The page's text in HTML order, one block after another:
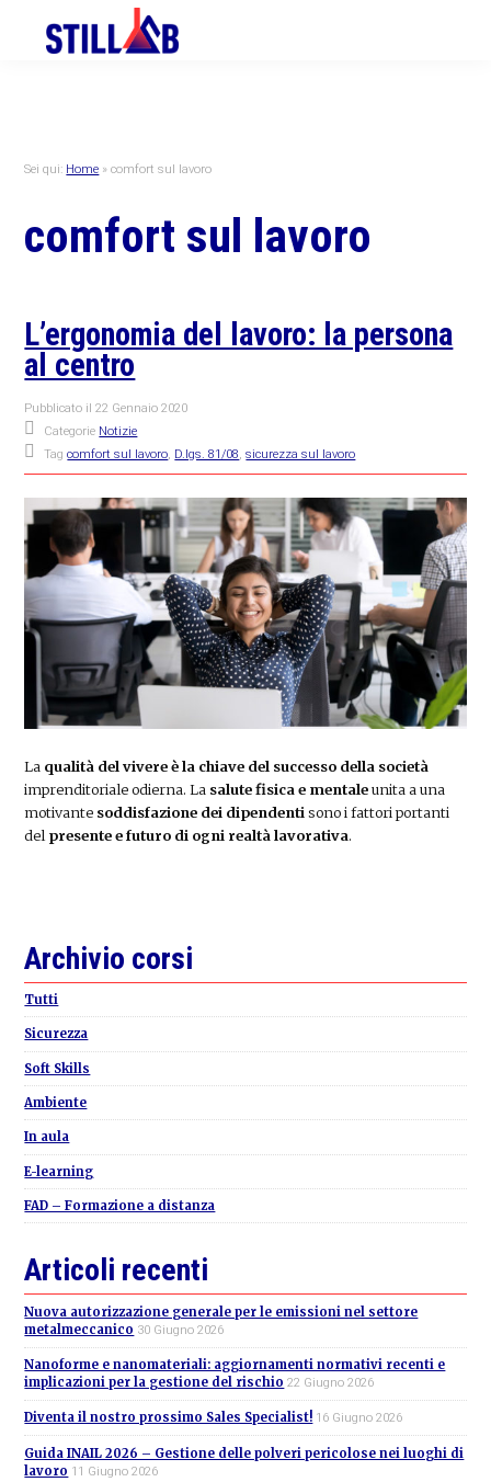
primary
primary
Sei qui: Home »comfort sul lavoro
comfort sul lavoro
L’ergonomia del lavoro: la persona
al centro
Pubblicato il22 Gennaio 2020
Categorie Notizie
Tagcomfort sul lavoro D.lgs. 81/08 ,sicurezza sul lavoro
La qualità del vivere è la chiave del successo della società
imprenditoriale odierna. La salute fisica e mentaleunita a una
motivante soddisfazione dei dipendentisono i fattori portanti
delpresente e futuro di ogni realtà lavorativa.
Primary
Sidebar
Archivio corsi
Tutti
Sicurezza
Soft Skills
Ambiente
In aula
E-learning
FAD – Formazione a distanza
Articoli recenti
Nuova autorizzazione generale per le emissioni nel settore
metalmeccanico 30 Giugno 2026
Nanoforme e nanomateriali: aggiornamenti normativi recenti e
implicazioni per la gestione del rischio 22 Giugno 2026
Diventa il nostro prossimo Sales Specialist! 16 Giugno 2026
Guida INAIL 2026 – Gestione delle polveri pericolose nei luoghi di
lavoro 11 Giugno 2026